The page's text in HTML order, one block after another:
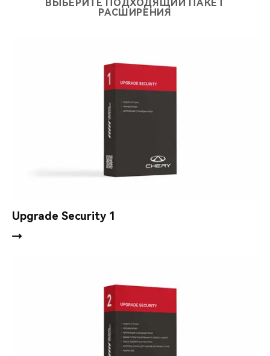
Подключение мониторинговых услуг (дополнительная
ВЫБЕРИТЕ ПОДХОДЯЩИЙ ПАКЕТ
РАСШИРЕНИЯ
Upgrade Security 1